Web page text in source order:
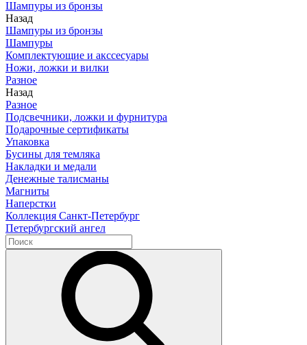
Шампуры из бронзы
Назад
Шампуры из бронзы
Шампуры
Комплектующие и акссесуары
Ножи, ложки и вилки
Разное
Назад
Разное
Подсвечники, ложки и фурнитура
Подарочные сертификаты
Упаковка
Бусины для темляка
Накладки и медали
Денежные талисманы
Магниты
Наперстки
Коллекция Санкт-Петербург
Петербургский ангел